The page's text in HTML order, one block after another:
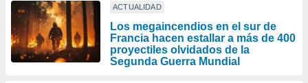
ACTUALIDAD
Los megaincendios en el sur de
Francia hacen estallar a más de 400
proyectiles olvidados de la
Segunda Guerra Mundial